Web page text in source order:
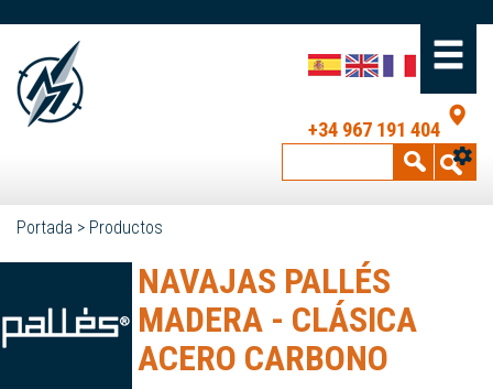
+34 967 191 404
Portada > Productos
NAVAJAS PALLÉS
MADERA - CLÁSICA
ACERO CARBONO